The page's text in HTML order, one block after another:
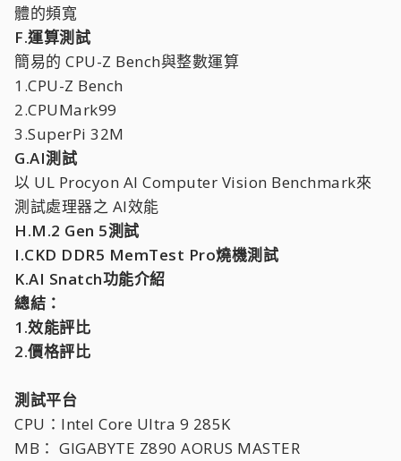
體的頻寬
F.運算測試
簡易的 CPU-Z Bench與整數運算
1.CPU-Z Bench
2.CPUMark99
3.SuperPi 32M
G.AI測試
以 UL Procyon AI Computer Vision Benchmark來
測試處理器之 AI效能
H.M.2 Gen 5測試
I.CKD DDR5 MemTest Pro燒機測試
K.AI Snatch功能介紹
總結：
1.效能評比
2.價格評比
測試平台
CPU：Intel Core Ultra 9 285K
MB： GIGABYTE Z890 AORUS MASTER